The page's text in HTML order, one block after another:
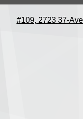
#109, 2723 37-